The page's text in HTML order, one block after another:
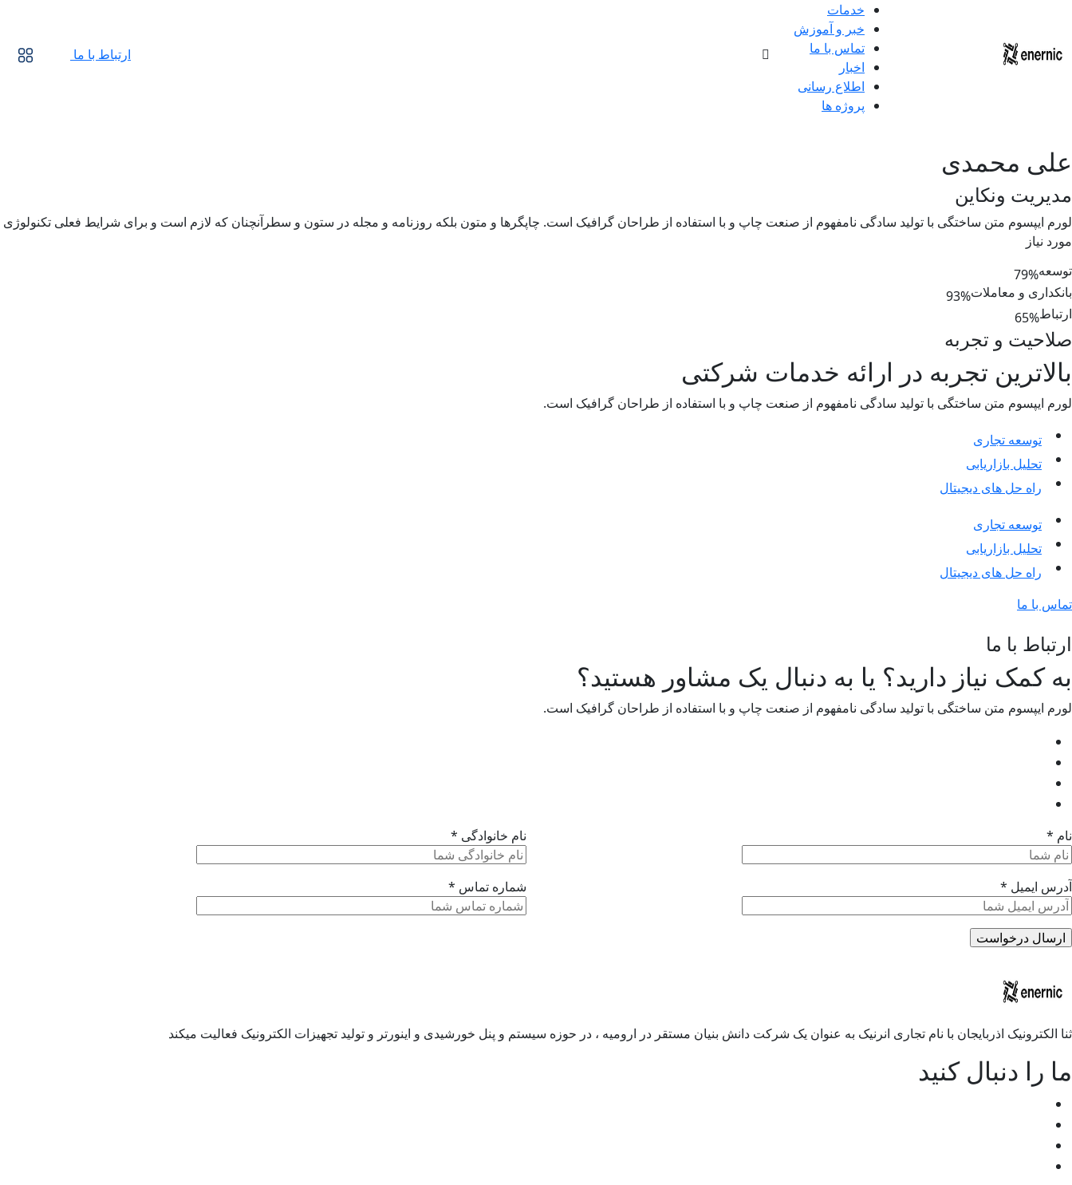
خدمات
خبر و آموزش
تماس با ما
اخبار
اطلاع رسانی
پروژه ها
ارتباط با ما
علی محمدی
مدیریت ونکاین
لورم ایپسوم متن ساختگی با تولید سادگی نامفهوم از صنعت چاپ و با استفاده از طراحان گرافیک است. چاپگرها و متون بلکه روزنامه و مجله در ستون و سطرآنچنان که لازم است و برای شرایط فعلی تکنولوژی
مورد نیاز
توسعه
79%
بانکداری و معاملات
93%
ارتباط
65%
صلاحیت و تجربه
بالاترین تجربه در ارائه خدمات شرکتی
لورم ایپسوم متن ساختگی با تولید سادگی نامفهوم از صنعت چاپ و با استفاده از طراحان گرافیک است.
توسعه تجاری
تحلیل بازاریابی
راه حل های دیجیتال
توسعه تجاری
تحلیل بازاریابی
راه حل های دیجیتال
تماس با ما
ارتباط با ما
به کمک نیاز دارید؟ یا به دنبال یک مشاور هستید؟
لورم ایپسوم متن ساختگی با تولید سادگی نامفهوم از صنعت چاپ و با استفاده از طراحان گرافیک است.
نام * نام خانوادگی *
آدرس ایمیل * شماره تماس *
ثنا الکترونیک اذربایجان با نام تجاری انرنیک به عنوان یک شرکت دانش بنیان مستقر در ارومیه ، در حوزه سیستم و پنل خورشیدی و اینورتر و تولید تجهیزات الکترونیک فعالیت میکند
ما را دنبال کنید